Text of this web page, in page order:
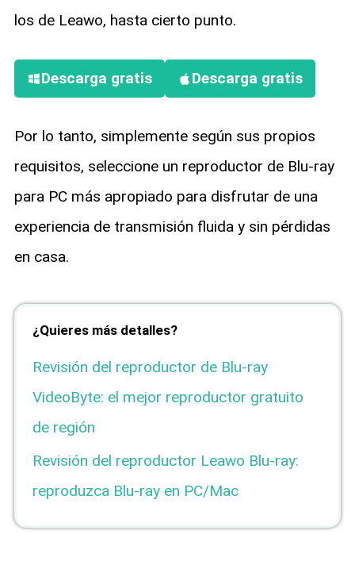
los de Leawo, hasta cierto punto.
Descarga gratis Descarga gratis
Por lo tanto, simplemente según sus propios
requisitos, seleccione un reproductor de Blu-ray
para PC más apropiado para disfrutar de una
experiencia de transmisión fluida y sin pérdidas
en casa.
¿Quieres más detalles?
Revisión del reproductor de Blu-ray
VideoByte: el mejor reproductor gratuito
de región
Revisión del reproductor Leawo Blu-ray:
reproduzca Blu-ray en PC/Mac